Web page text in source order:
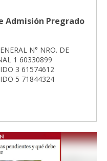
Admisión Pregrado
N° NRO. DE
1 60330899
3 61574612
5 71844324